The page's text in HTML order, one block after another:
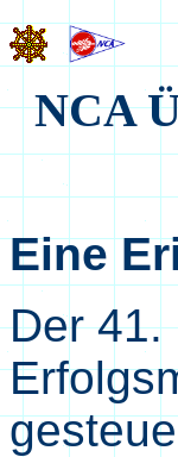
NCA
Eine
Der 41.